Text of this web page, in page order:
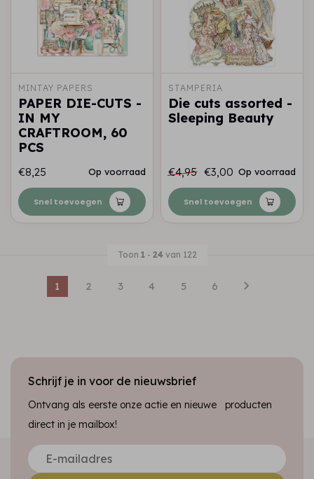
MINTAY PAPERS
PAPER DIE-CUTS -
IN MY
CRAFTROOM, 60
PCS
€8,25 Op voorraad
Snel toevoegen
STAMPERIA
Die cuts assorted -
Sleeping Beauty
€4,95 €3,00 Op voorraad
Snel toevoegen
Toon 1- 24van 122
1 2 3 4 5 6
Schrijf je in voor de nieuwsbrief
Ontvang als eerste onze actie en nieuwe producten
direct in je mailbox!